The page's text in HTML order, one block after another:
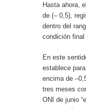
Hasta ahora,
de (– 0,5),
dentro del
condición final
En este
establece
encima de
tres meses
ONI de junio